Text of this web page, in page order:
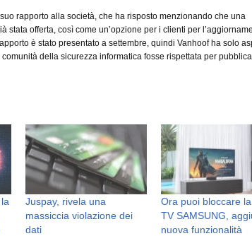
suo rapporto alla società, che ha risposto menzionando che una
stata offerta, così come un’opzione per i clienti per
è stato presentato a settembre, quindi Vanhoof ha solo
della sicurezza informatica fosse rispettata per
Juspay, rivela una
massiccia violazione dei
dati
Ora puoi bloccare
TV SAMSUNG,
nuova funzionalità